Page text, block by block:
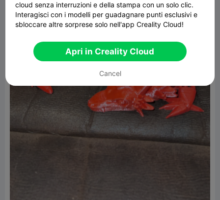
cloud senza interruzioni e della stampa con un solo clic.
Interagisci con i modelli per guadagnare punti esclusivi e
sbloccare altre sorprese solo nell'app Creality Cloud!
Apri in Creality Cloud
Cancel